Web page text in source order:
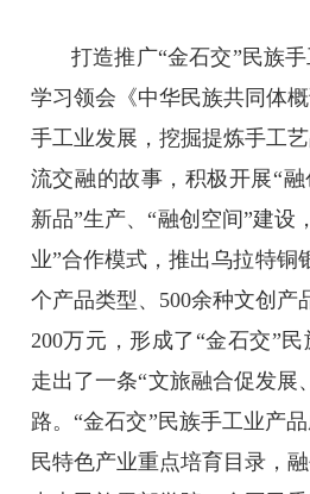
打造推广“金石交”民族
学习领会《中华民族共同体
手工业发展，挖掘提炼手工
流交融的故事，积极开展“融
新品”生产、“融创空间”建设
业”合作模式，推出乌拉特铜
个产品类型、500余种文创产
200万元，形成了“金石交”
走出了一条“文旅融合促发展
路。“金石交”民族手工业产
民特色产业重点培育目录，